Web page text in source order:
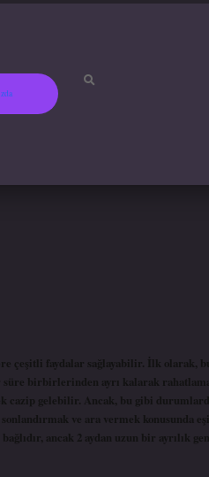
faydalar sağlayabilir. İlk olarak,
birbirlerinden ayrı kalarak
gelebilir. Ancak, bu gibi
ve ara vermek konusunda
ancak 2 aydan uzun bir ayrılık